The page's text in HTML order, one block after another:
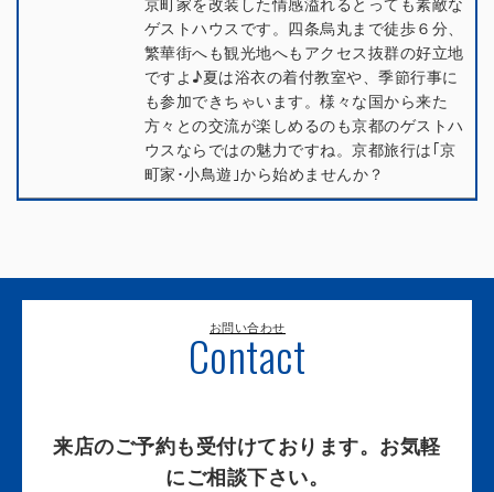
京町家を改装した情感溢れるとっても素敵な
ゲストハウスです。四条烏丸まで徒歩６分、
繁華街へも観光地へもアクセス抜群の好立地
ですよ♪夏は浴衣の着付教室や、季節行事に
も参加できちゃいます。様々な国から来た
方々との交流が楽しめるのも京都のゲストハ
ウスならではの魅力ですね。京都旅行は｢京
町家･小鳥遊｣から始めませんか？
お問い合わせ
Contact
来店のご予約も受付けております。お気軽
にご相談下さい。